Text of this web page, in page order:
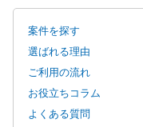
案件を探す
選ばれる理由
ご利用の流れ
お役立ちコラム
よくある質問